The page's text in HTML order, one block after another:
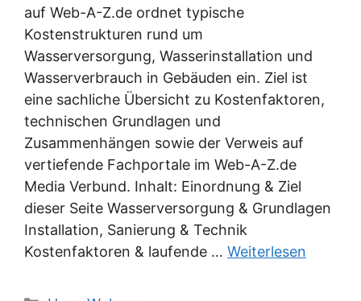
auf Web-A-Z.de ordnet typische
Kostenstrukturen rund um
Wasserversorgung, Wasserinstallation und
Wasserverbrauch in Gebäuden ein. Ziel ist
eine sachliche Übersicht zu Kostenfaktoren,
technischen Grundlagen und
Zusammenhängen sowie der Verweis auf
vertiefende Fachportale im Web-A-Z.de
Media Verbund. Inhalt: Einordnung & Ziel
dieser Seite Wasserversorgung & Grundlagen
Installation, Sanierung & Technik
Kostenfaktoren & laufende … Weiterlesen